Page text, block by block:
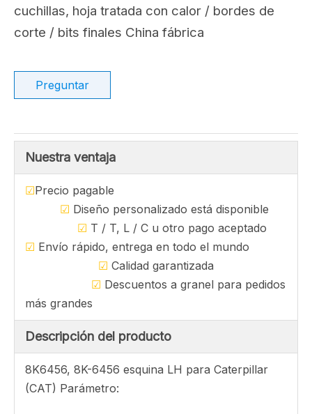
8k6456, 8K-6456 esquina LH para oruga
(gato), esquina soldada, mano izquierda
de pala roca, cargador de ruedas Esquina de la
cuchilla de uso general, las esquinas de la
cargador del estilo del gato, la soldadura en la
esquina derecha o la esquina izquierda, Roca,
piezas de repuesto Bordes de corte de
cuchillas, hoja tratada con calor / bordes de
corte / bits finales China fábrica
Nuestra ventaja
☑Precio pagable